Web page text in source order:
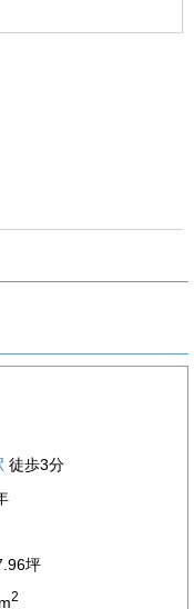
徒歩3分
坪
2